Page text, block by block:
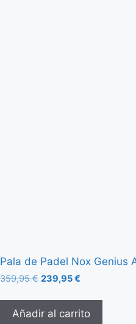
Pala de Padel Nox Genius
359,95€ 239,95€
Añadir al carrito